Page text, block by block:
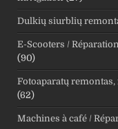
Dulkių siurblių
E-Scooters /
(90)
Fotoaparatų
(62)
Machines à café /